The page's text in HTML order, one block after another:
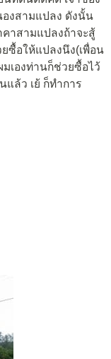
องสามแปลง ดังนั้น
าสามแปลงถ้าจะสู้
ซื้อให้แปลงนึง(เพื่อน
เองท่านก็ช่วยซื้อไว้
ล้ว เย้ ก็ทำการ